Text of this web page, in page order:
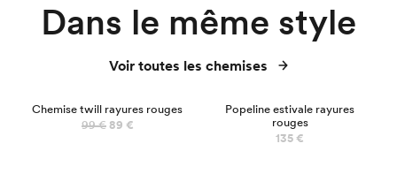
Dans le même style
Voir toutes les chemises
Chemise twill rayures rouges
99 €89 €
Popeline estivale rayures
rouges
135 €